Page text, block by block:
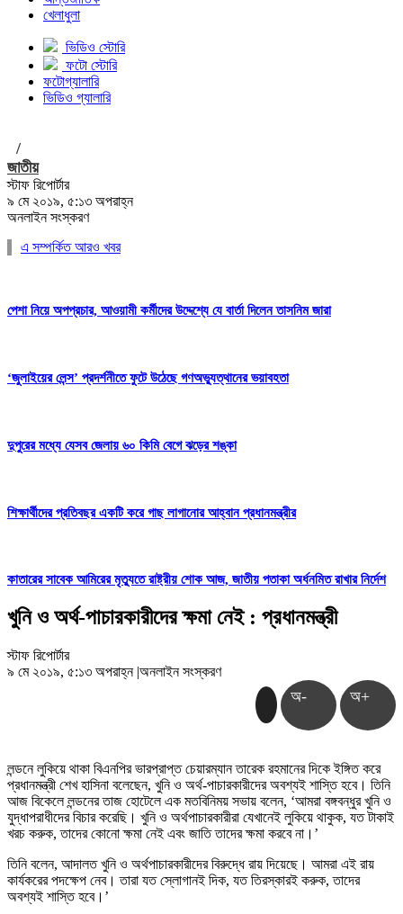
খেলাধুলা
ভিডিও স্টোরি
ফটো স্টোরি
ফটোগ্যালারি
ভিডিও গ্যালারি
/
জাতীয়
স্টাফ রিপোর্টার
৯ মে ২০১৯, ৫:১৩ অপরাহ্ন
অনলাইন সংস্করণ
এ সম্পর্কিত আরও খবর
পেশা নিয়ে অপপ্রচার, আওয়ামী কর্মীদের উদ্দেশ্যে যে বার্তা দিলেন তাসনিম জারা
‘জুলাইয়ের লেন্স’ প্রদর্শনীতে ফুটে উঠেছে গণঅভ্যুত্থানের ভয়াবহতা
দুপুরের মধ্যে যেসব জেলায় ৬০ কিমি বেগে ঝড়ের শঙ্কা
শিক্ষার্থীদের প্রতিবছর একটি করে গাছ লাগানোর আহ্বান প্রধানমন্ত্রীর
কাতারের সাবেক আমিরের মৃত্যুতে রাষ্ট্রীয় শোক আজ, জাতীয় পতাকা অর্ধনমিত রাখার নির্দেশ
খুনি ও অর্থ-পাচারকারীদের ক্ষমা নেই : প্রধানমন্ত্রী
স্টাফ রিপোর্টার
৯ মে ২০১৯, ৫:১৩ অপরাহ্ন |অনলাইন সংস্করণ
অ- অ+
লন্ডনে লুকিয়ে থাকা বিএনপির ভারপ্রাপ্ত চেয়ারম্যান তারেক রহমানের দিকে ইঙ্গিত করে
প্রধানমন্ত্রী শেখ হাসিনা বলেছেন, খুনি ও অর্থ-পাচারকারীদের অবশ্যই শাস্তি হবে। তিনি
আজ বিকেলে লন্ডনের তাজ হোটেলে এক মতবিনিময় সভায় বলেন, ‘আমরা বঙ্গবন্ধুর খুনি ও
যুদ্ধাপরাধীদের বিচার করেছি। খুনি ও অর্থপাচারকারীরা যেখানেই লুকিয়ে থাকুক, যত টাকাই
খরচ করুক, তাদের কোনো ক্ষমা নেই এবং জাতি তাদের ক্ষমা করবে না।’
তিনি বলেন, আদালত খুনি ও অর্থপাচারকারীদের বিরুদ্ধে রায় দিয়েছে। আমরা এই রায়
কার্যকরের পদক্ষেপ নেব। তারা যত স্লোগানই দিক, যত তিরস্কারই করুক, তাদের
অবশ্যই শাস্তি হবে।’